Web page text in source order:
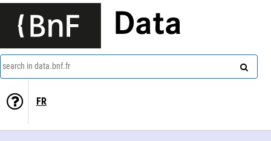
Data
search in data.bnf.fr
FR